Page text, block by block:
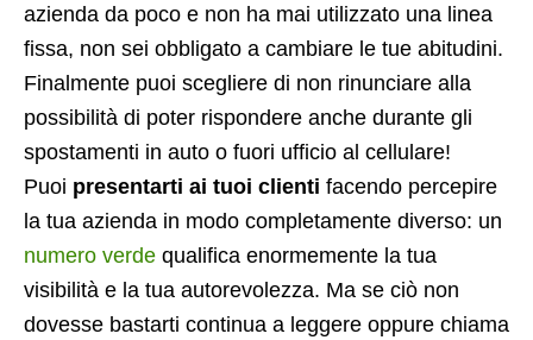
azienda da poco e non ha mai utilizzato una linea
fissa, non sei obbligato a cambiare le tue abitudini.
Finalmente puoi scegliere di non rinunciare alla
possibilità di poter rispondere anche durante gli
spostamenti in auto o fuori ufficio al cellulare!
Puoi presentarti ai tuoi clienti facendo percepire
la tua azienda in modo completamente diverso: un
numero verde qualifica enormemente la tua
visibilità e la tua autorevolezza. Ma se ciò non
dovesse bastarti continua a leggere oppure chiama